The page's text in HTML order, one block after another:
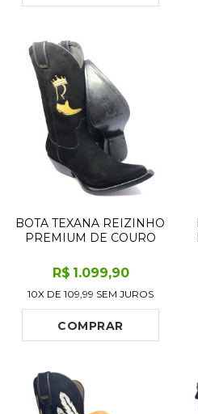
BOTA TEXANA REIZINHO
PREMIUM DE COURO
BUFALADA PRETA
LIMITED EDITION - CANO
ALTO, BICO FINO
INCLINADO - SOLADO
DE COURO ARTESANAL
R$ 1.099,90
10X DE 109,99 SEM JUROS
COMPRAR